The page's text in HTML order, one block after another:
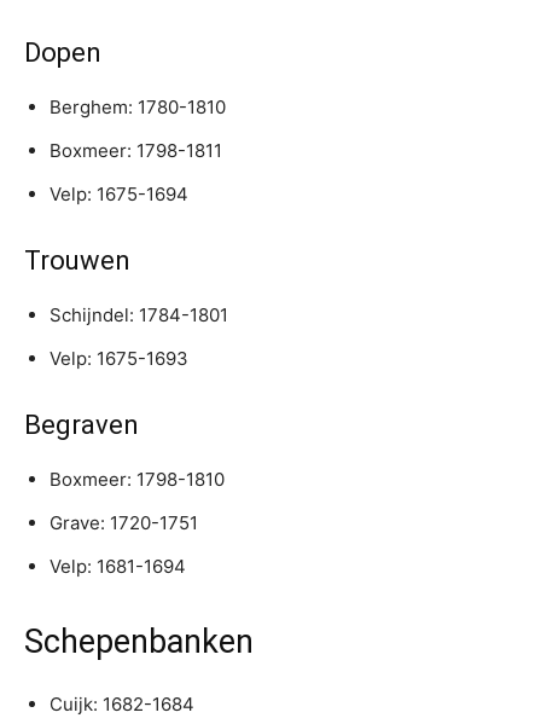
Dopen
Berghem: 1780-1810
Boxmeer: 1798-1811
Velp: 1675-1694
Trouwen
Schijndel: 1784-1801
Velp: 1675-1693
Begraven
Boxmeer: 1798-1810
Grave: 1720-1751
Velp: 1681-1694
Schepenbanken
Cuijk: 1682-1684